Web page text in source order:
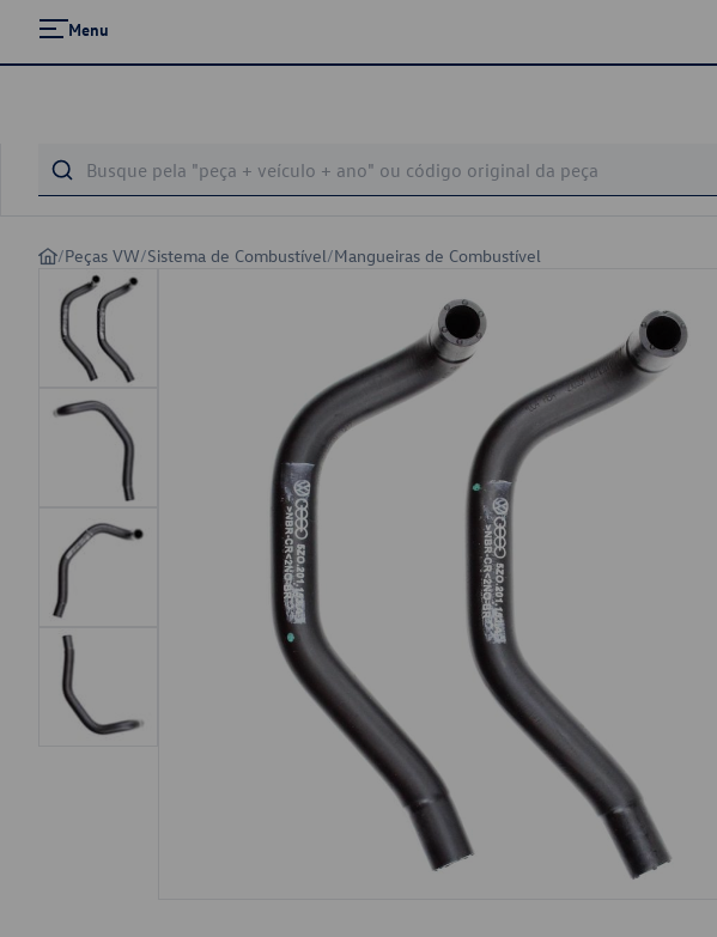
Menu
/Peças VW/Sistema de Combustível/Mangueiras de Combustível